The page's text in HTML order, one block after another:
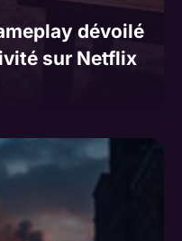
dévoilé
sur Netflix